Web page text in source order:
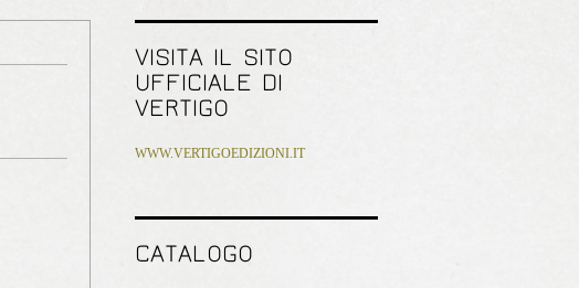
VISITA IL SITO
UFFICIALE DI
VERTIGO
WWW.VERTIGOEDIZIONI.IT
CATALOGO